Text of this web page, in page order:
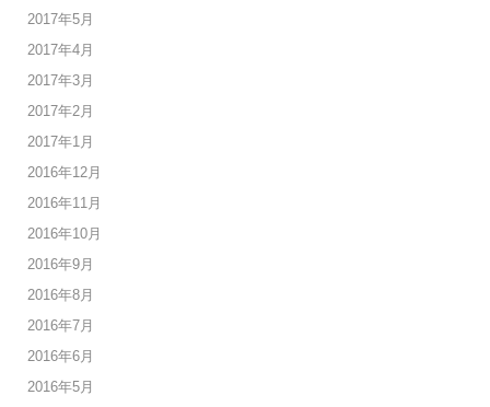
2017年5月
2017年4月
2017年3月
2017年2月
2017年1月
2016年12月
2016年11月
2016年10月
2016年9月
2016年8月
2016年7月
2016年6月
2016年5月